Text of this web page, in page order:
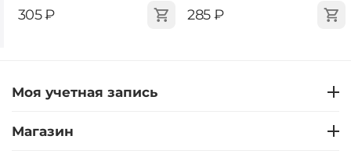
‍305‍₽ ‍285‍₽
Моя учетная запись
Магазин